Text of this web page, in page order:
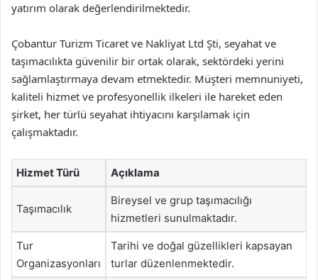
yatırım olarak değerlendirilmektedir.
Çobantur Turizm Ticaret ve Nakliyat Ltd Şti, seyahat ve
taşımacılıkta güvenilir bir ortak olarak, sektördeki yerini
sağlamlaştırmaya devam etmektedir. Müşteri memnuniyeti,
kaliteli hizmet ve profesyonellik ilkeleri ile hareket eden
şirket, her türlü seyahat ihtiyacını karşılamak için
çalışmaktadır.
Hizmet Türü Açıklama
Taşımacılık
Bireysel ve grup taşımacılığı
hizmetleri sunulmaktadır.
Tur
Organizasyonları
Tarihi ve doğal güzellikleri kapsayan
turlar düzenlenmektedir.